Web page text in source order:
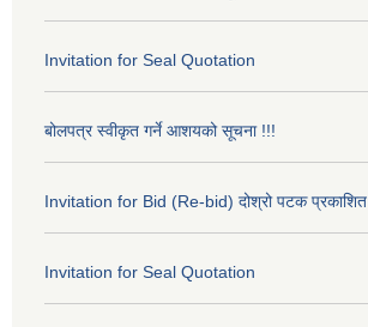
Invitation for Seal Quotation
बोलपत्र स्वीकृत गर्ने आशयको सूचना !!!
Invitation for Bid (Re-bid) दोश्रो पटक प्रकाशित
Invitation for Seal Quotation